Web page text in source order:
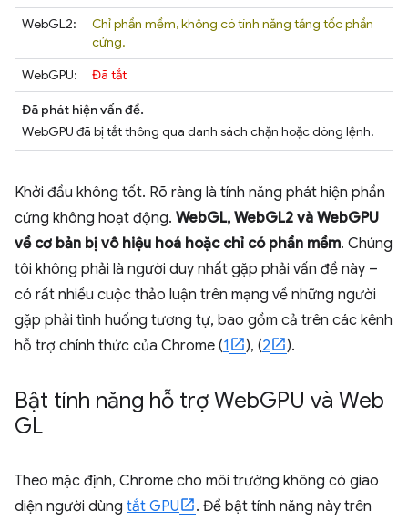
WebGL2:
Chỉ phần mềm, không có tính năng tăng tốc phần
cứng.
WebGPU:
Đã tắt
Đã phát hiện vấn đề.
WebGPU đã bị tắt thông qua danh sách chặn hoặc dòng lệnh.
Khởi đầu không tốt. Rõ ràng là tính năng phát hiện phần
cứng không hoạt động. WebGL, WebGL2 và WebGPU
về cơ bản bị vô hiệu hoá hoặc chỉ có phần mềm. Chúng
tôi không phải là người duy nhất gặp phải vấn đề này –
có rất nhiều cuộc thảo luận trên mạng về những người
gặp phải tình huống tương tự, bao gồm cả trên các kênh
hỗ trợ chính thức của Chrome (1 ), (2 ).
Bật tính năng hỗ trợ WebGPU và Web
GL
Theo mặc định, Chrome cho môi trường không có giao
diện người dùng tắt GPU
. Để bật tính năng này trên